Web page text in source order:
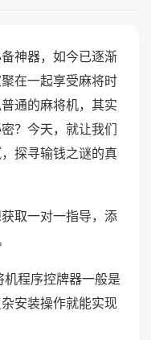
神器，如今已逐渐
在一起享受麻将时
通的麻将机，其实
？今天，就让我们
探寻输钱之谜的真
取一对一指导，添
程序控牌器一般是
安装操作就能实现